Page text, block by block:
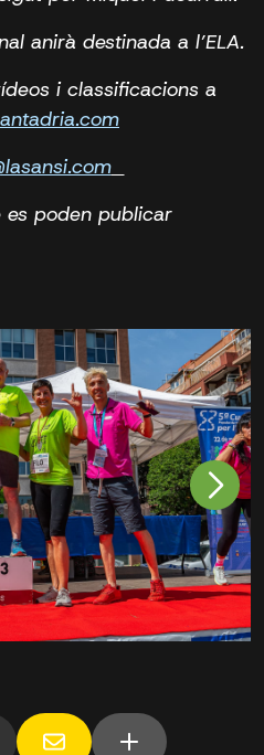
anirà destinada a l’ELA.
i classificacions a
es poden publicar